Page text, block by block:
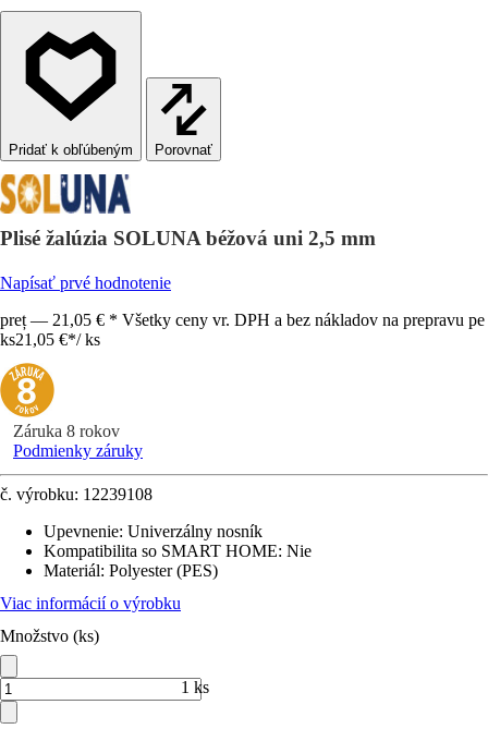
Porovnať
Plisé žalúzia SOLUNA béžová uni 2,5 mm
Napísať prvé hodnotenie
preț — 21,05 € * Všetky ceny vr. DPH a bez nákladov na prepravu pe
ks21,05 €*/ ks
Záruka 8 rokov
Podmienky záruky
č. výrobku: 12239108
Upevnenie: Univerzálny nosník
Kompatibilita so SMART HOME: Nie
Materiál: Polyester (PES)
Viac informácií o výrobku
Množstvo (ks)
1 ks